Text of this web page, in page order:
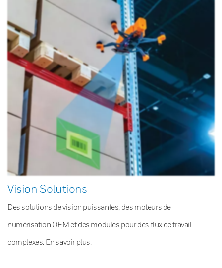
Vision Solutions
Des solutions de vision puissantes, des moteurs de
numérisation OEM et des modules pour des flux de travail
complexes. En savoir plus.